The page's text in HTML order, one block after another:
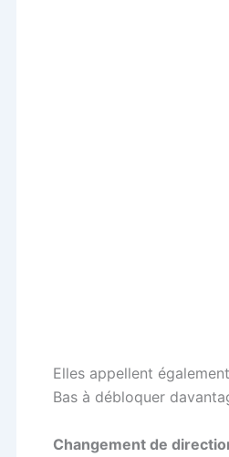
Elles appellent
Bas à débloquer
Changement de